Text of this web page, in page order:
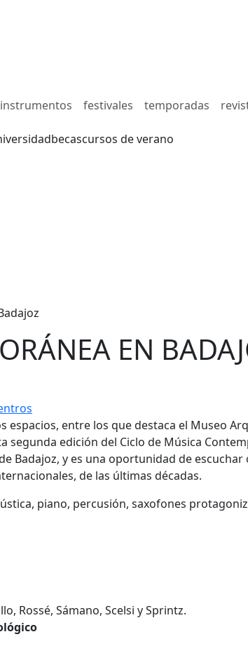
instrumentos festivales temporadas
becascursos de verano
EN
entre los que destaca el Museo
segunda edición del Ciclo de Música
Badajoz, y es una oportunidad de escuchar
de las últimas décadas.
piano, percusión, saxofones
Rossé, Sámano, Scelsi y Sprintz.